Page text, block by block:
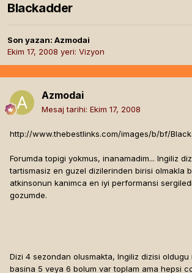
Blackadder
Son yazan: Azmodai
Ekim 17, 2008 yeri: Vizyon
Azmodai
Mesaj tarihi: Ekim 17, 2008
http://www.thebestlinks.com/images/b/bf/
Forumda topigi yokmus, inanamadim... Ingiliz
tartismasiz en guzel dizilerinden birisi olmakla
atkinsonun kanimca en iyi performansi
gozumde.
Dizi 4 sezondan olusmakta, Ingiliz dizisi
basina 5 veya 6 bolum var toplam ama hepsi